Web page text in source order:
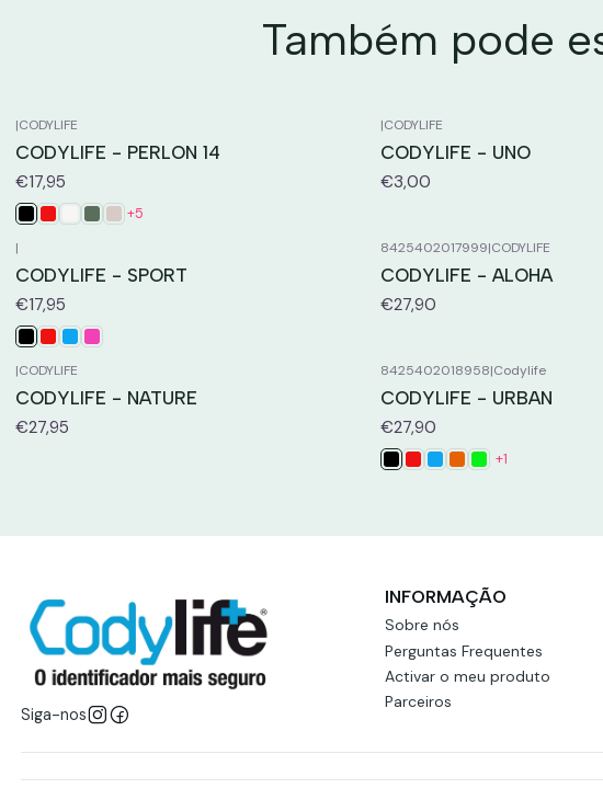
Também pode
|CODYLIFE
CODYLIFE - PERLON 14
€17,95
+5
|CODYLIFE
CODYLIFE - UNO
€3,00
|
CODYLIFE - SPORT
€17,95
8425402017999|CODYLIFE
CODYLIFE - ALOHA
€27,90
|CODYLIFE
CODYLIFE - NATURE
€27,95
8425402018958|Codylife
CODYLIFE - URBAN
€27,90
+1
Siga-nos
INFORMAÇÃO
Sobre nós
Perguntas Frequentes
Activar o meu produto
Parceiros